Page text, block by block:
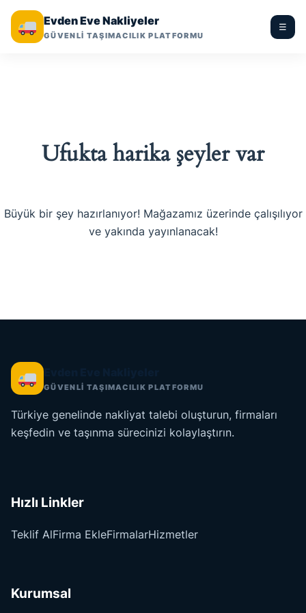
Evden Eve Nakliyeler
GÜVENLİ TAŞIMACILIK PLATFORMU
☰
Ufukta harika şeyler var
Büyük bir şey hazırlanıyor! Mağazamız üzerinde çalışılıyor
ve yakında yayınlanacak!
GÜVENLİ TAŞIMACILIK PLATFORMU
Türkiye genelinde nakliyat talebi oluşturun, firmaları
keşfedin ve taşınma sürecinizi kolaylaştırın.
Hızlı Linkler
Teklif AlFirma EkleFirmalarHizmetler
Kurumsal